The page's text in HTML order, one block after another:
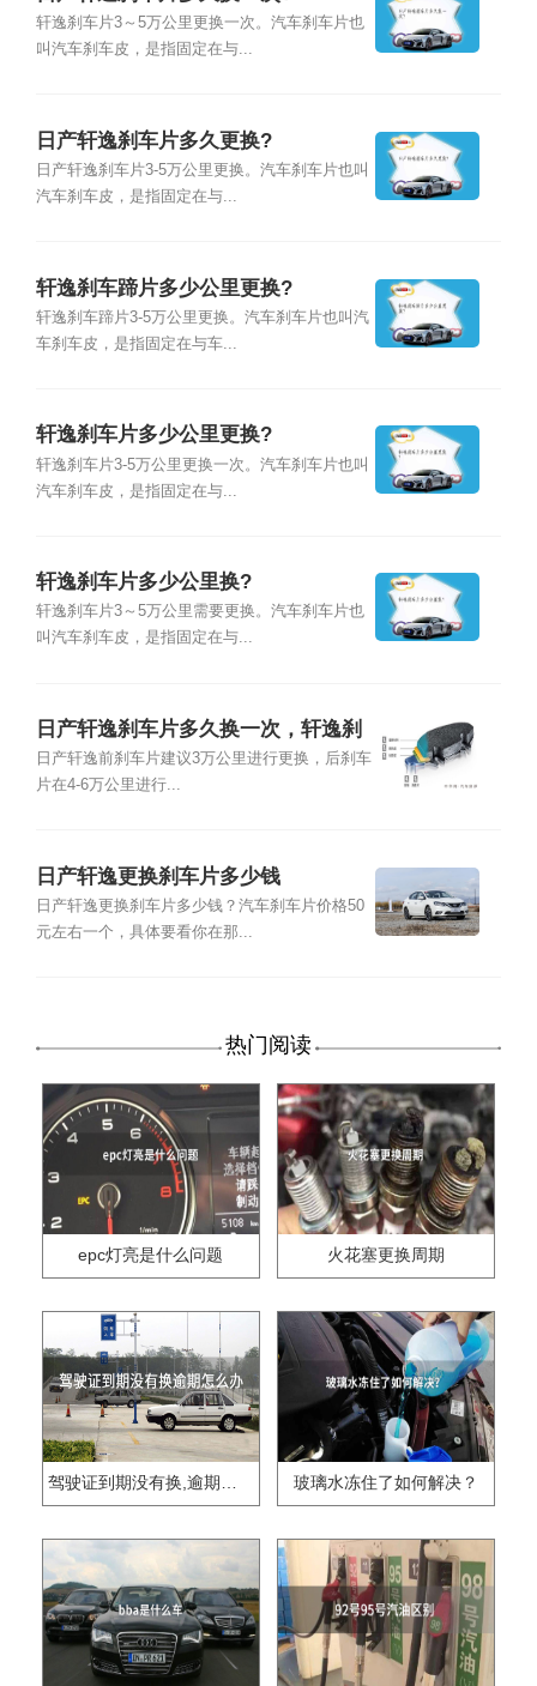
轩逸刹车片3～5万公里更换一次。汽车刹车片也
叫汽车刹车皮，是指固定在与...
日产轩逸刹车片多久更换?
日产轩逸刹车片3-5万公里更换。汽车刹车片也叫
汽车刹车皮，是指固定在与...
轩逸刹车蹄片多少公里更换?
轩逸刹车蹄片3-5万公里更换。汽车刹车片也叫汽
车刹车皮，是指固定在与车...
轩逸刹车片多少公里更换?
轩逸刹车片3-5万公里更换一次。汽车刹车片也叫
汽车刹车皮，是指固定在与...
轩逸刹车片多少公里换?
轩逸刹车片3～5万公里需要更换。汽车刹车片也
叫汽车刹车皮，是指固定在与...
日产轩逸刹车片多久换一次，轩逸刹
车片多少钱
日产轩逸前刹车片建议3万公里进行更换，后刹车
片在4-6万公里进行...
日产轩逸更换刹车片多少钱
日产轩逸更换刹车片多少钱？汽车刹车片价格50
元左右一个，具体要看你在那...
热门阅读
epc灯亮是什么问题 火花塞更换周期
驾驶证到期没有换,逾期怎么办?? 玻璃水冻住了如何解决？